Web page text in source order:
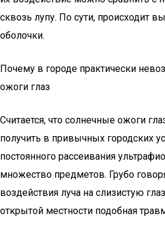
сквозь лупу. По сути, происходит
оболочки.
Почему в городе практически
ожоги глаз
Считается, что солнечные ожоги
получить в привычных городских
постоянного рассеивания
множество предметов. Грубо
воздействия луча на слизистую
открытой местности подобная